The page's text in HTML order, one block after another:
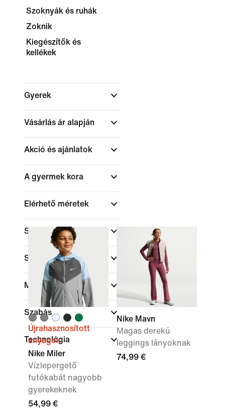
Szoknyák és ruhák
Zoknik
Kiegészítők és
kellékek
Gyerek
Vásárlás ár alapján
Akció és ajánlatok
A gyermek kora
Elérhető méretek
Szín
Sportok(1)
Márka
Szabás
Technológia
Újrahasznosított
anyagok
Nike Miler
Vízlepergető
futókabát nagyobb
gyerekeknek
54,99 €
Nike Mavn
Magas derekú
leggings lányoknak
74,99 €